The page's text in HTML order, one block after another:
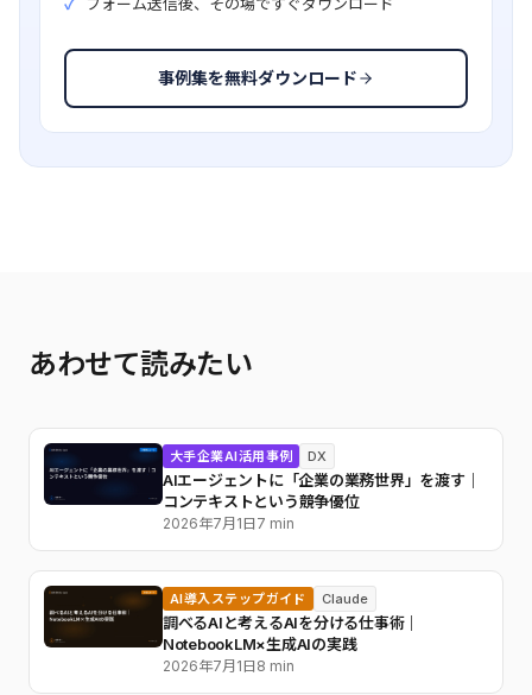
事例集を無料ダウンロード
あわせて読みたい
大手企業AI活用事例 DX
AIエージェントに「企業の業務世界」を渡す｜
コンテキストという競争優位
2026年7月1日7 min
AI導入ステップガイド Claude
調べるAIと考えるAIを分ける仕事術｜
NotebookLM×生成AIの実践
2026年7月1日8 min